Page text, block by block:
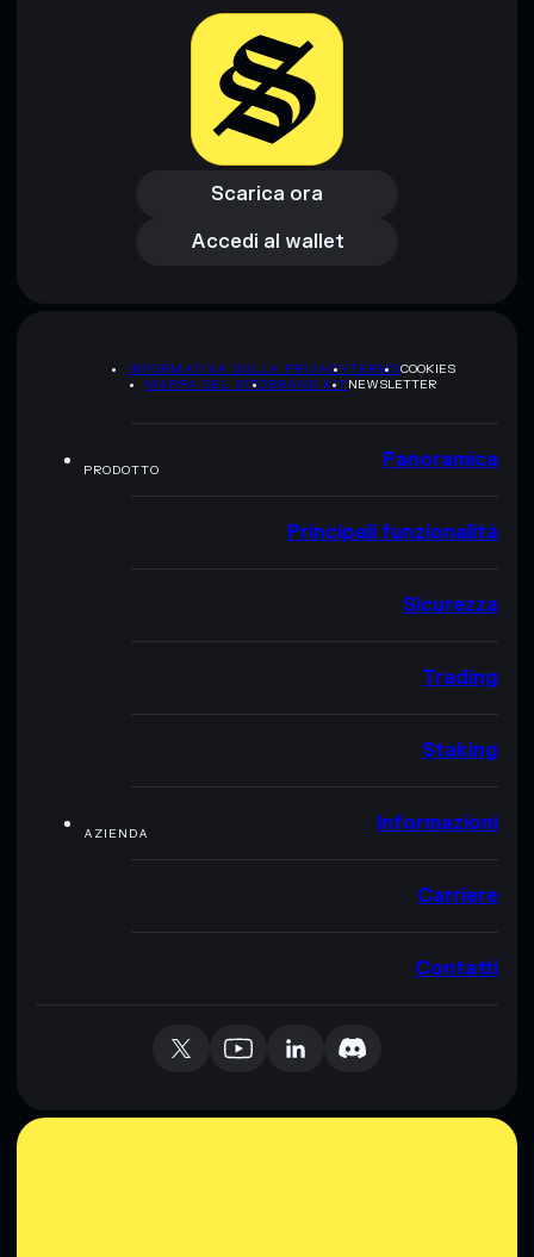
Scarica ora
Scarica ora
Accedi al wallet
Accedi al wallet
INFORMATIVA SULLA PRIVACYTERMSCOOKIES
MAPPA DEL SITOBRAND KITNEWSLETTER
PRODOTTO Panoramica
Principali funzionalità
Sicurezza
Trading
Staking
AZIENDA Informazioni
Carriere
Contatti